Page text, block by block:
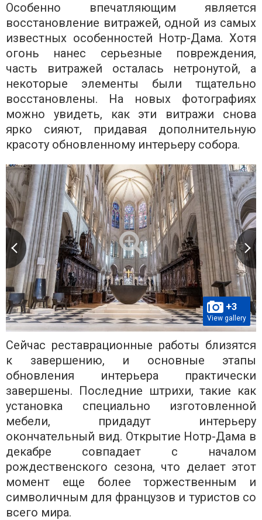
Особенно впечатляющим является
восстановление витражей, одной из самых
известных особенностей Нотр-Дама. Хотя
огонь нанес серьезные повреждения,
часть витражей осталась нетронутой, а
некоторые элементы были тщательно
восстановлены. На новых фотографиях
можно увидеть, как эти витражи снова
ярко сияют, придавая дополнительную
красоту обновленному интерьеру собора.
+3
View gallery
Сейчас реставрационные работы близятся
к завершению, и основные этапы
обновления интерьера практически
завершены. Последние штрихи, такие как
установка специально изготовленной
мебели, придадут интерьеру
окончательный вид. Открытие Нотр-Дама в
декабре совпадает с началом
рождественского сезона, что делает этот
момент еще более торжественным и
символичным для французов и туристов со
всего мира.